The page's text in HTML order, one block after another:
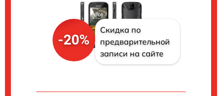
-20%
Скидка по
предварительной
записи на сайте